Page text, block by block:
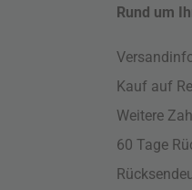
Rund um
Kauf auf
Weitere
60 Tage